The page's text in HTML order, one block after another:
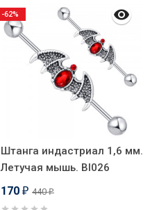
Штанга индастриал 1,6 мм.
Летучая мышь. BI026
170 ₽ 440₽
-62%